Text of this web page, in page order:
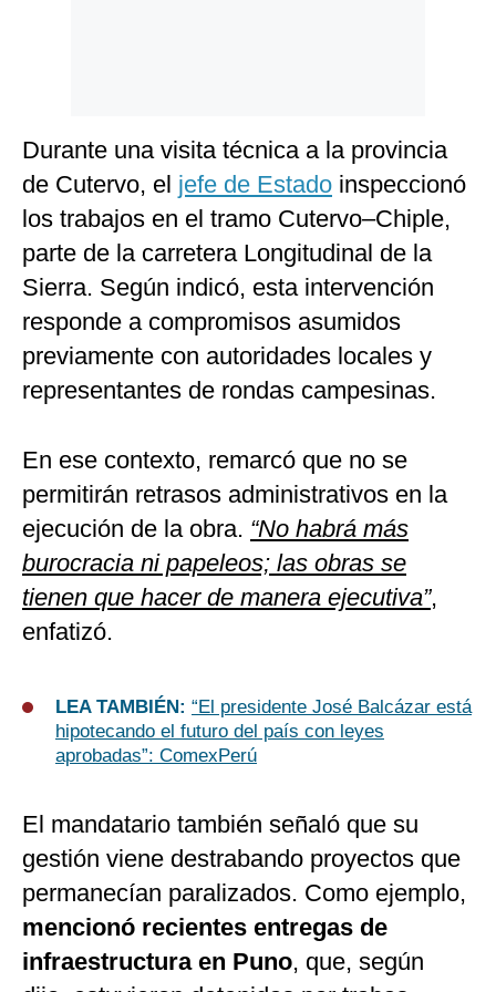
Durante una visita técnica a la provincia
de Cutervo, el jefe de Estado inspeccionó
los trabajos en el tramo Cutervo–Chiple,
parte de la carretera Longitudinal de la
Sierra. Según indicó, esta intervención
responde a compromisos asumidos
previamente con autoridades locales y
representantes de rondas campesinas.
En ese contexto, remarcó que no se
permitirán retrasos administrativos en la
ejecución de la obra. “No habrá más
burocracia ni papeleos; las obras se
tienen que hacer de manera ejecutiva”,
enfatizó.
LEA TAMBIÉN: “El presidente José Balcázar está
hipotecando el futuro del país con leyes
aprobadas”: ComexPerú
El mandatario también señaló que su
gestión viene destrabando proyectos que
permanecían paralizados. Como ejemplo,
mencionó recientes entregas de
infraestructura en Puno, que, según